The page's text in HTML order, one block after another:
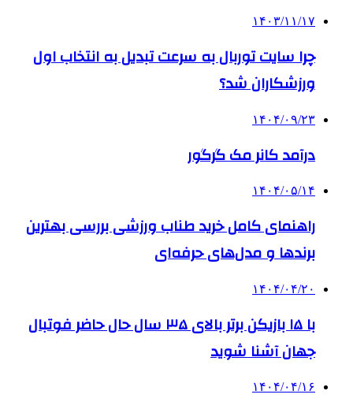
۱۴۰۳/۱۱/۱۷
چرا سایت توربال به ‌سرعت تبدیل به انتخاب اول
ورزشکاران شد؟
۱۴۰۴/۰۹/۲۳
درآمد کانر مک گرگور
۱۴۰۴/۰۵/۱۴
راهنمای کامل خرید طناب ورزشی بررسی بهترین
برندها و مدل‌های حرفه‌ای
۱۴۰۴/۰۴/۲۰
با ۱۵ بازیکن برتر بالای ۳۵ سال حال حاضر فوتبال
جهان آشنا شوید
۱۴۰۴/۰۴/۱۶